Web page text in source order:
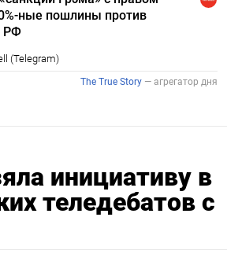
инициативу в
теледебатов с